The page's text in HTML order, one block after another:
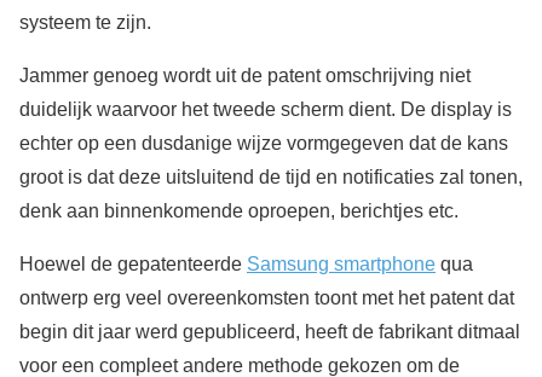
systeem te zijn.
Jammer genoeg wordt uit de patent omschrijving niet
duidelijk waarvoor het tweede scherm dient. De display is
echter op een dusdanige wijze vormgegeven dat de kans
groot is dat deze uitsluitend de tijd en notificaties zal tonen,
denk aan binnenkomende oproepen, berichtjes etc.
Hoewel de gepatenteerde Samsung smartphone qua
ontwerp erg veel overeenkomsten toont met het patent dat
begin dit jaar werd gepubliceerd, heeft de fabrikant ditmaal
voor een compleet andere methode gekozen om de